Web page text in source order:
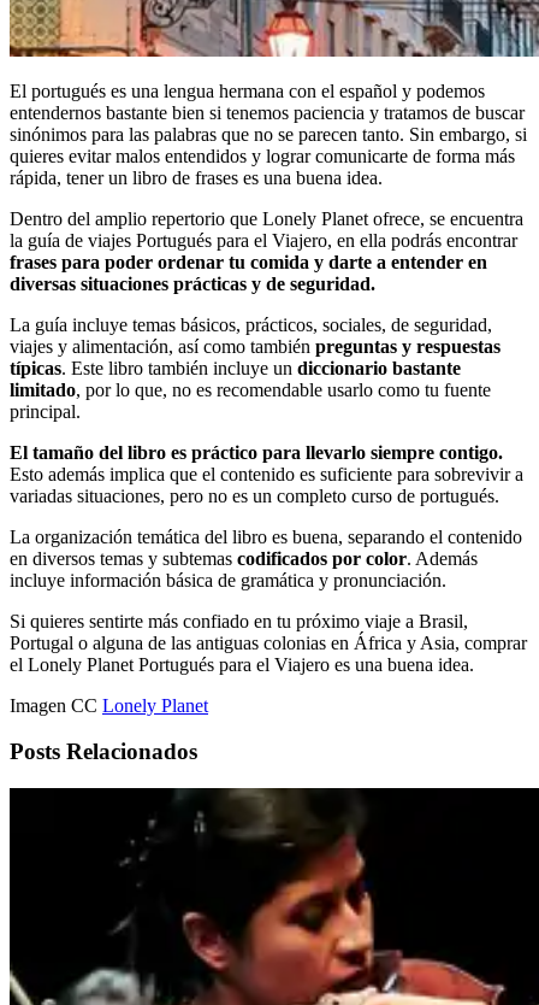
El portugués es una lengua hermana con el español y podemos
entendernos bastante bien si tenemos paciencia y tratamos de buscar
sinónimos para las palabras que no se parecen tanto. Sin embargo, si
quieres evitar malos entendidos y lograr comunicarte de forma más
rápida, tener un libro de frases es una buena idea.
Dentro del amplio repertorio que Lonely Planet ofrece, se encuentra
la guía de viajes Portugués para el Viajero, en ella podrás encontrar
frases para poder ordenar tu comida y darte a entender en
diversas situaciones prácticas y de seguridad.
La guía incluye temas básicos, prácticos, sociales, de seguridad,
viajes y alimentación, así como también preguntas y respuestas
típicas. Este libro también incluye un diccionario bastante
limitado, por lo que, no es recomendable usarlo como tu fuente
principal.
El tamaño del libro es práctico para llevarlo siempre contigo.
Esto además implica que el contenido es suficiente para sobrevivir a
variadas situaciones, pero no es un completo curso de portugués.
La organización temática del libro es buena, separando el contenido
en diversos temas y subtemas codificados por color. Además
incluye información básica de gramática y pronunciación.
Si quieres sentirte más confiado en tu próximo viaje a Brasil,
Portugal o alguna de las antiguas colonias en África y Asia, comprar
el Lonely Planet Portugués para el Viajero es una buena idea.
Imagen CC Lonely Planet
Posts Relacionados